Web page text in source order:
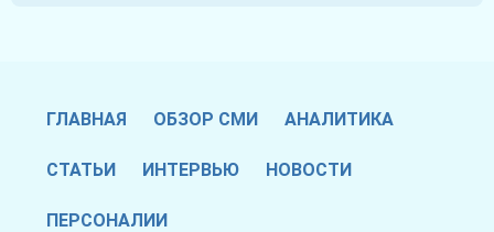
ГЛАВНАЯ ОБЗОР СМИ АНАЛИТИКА
СТАТЬИ ИНТЕРВЬЮ НОВОСТИ
ПЕРСОНАЛИИ